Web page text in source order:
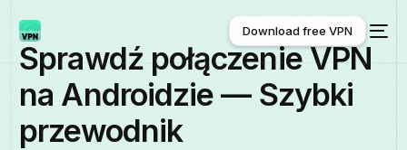
Download free VPN
Download free VPN
Sprawdź połączenie VPN
na Androidzie — Szybki
przewodnik